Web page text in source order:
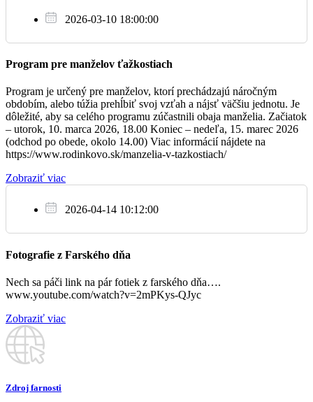
So
06:30
† Alojz
† Alena a Ondrej
19.2.
09:00
GK
našej farnosti.
prvky
• Streda o 17:30 modlitba sv. ruženca a sv. omša s obnovou
faru.
• Každý deň je možnosť pristúpiť aj k sviatosti zmierenia.
Vo štvrtok bude večerná sv. omša spojená s katechézou pre
birmovancov.
V piatok bude večerná sv. omša spojená s katechézou pre
deti.
Laických členiek
Majstra Pavla
Sviatosť birmovania v našej farnosti bude 27.5.2023 v
o 10:00.
modlitbách a k
vyjadreniu solidarity s trpiacimi následkom zemetrasenia v
Podporu na zabezpečenie humanitárnej pomoci je možné
poslať
prostredníctvom Slovenskej katolíckej Charity na účet SK93
1100 0000
Všetky najnovšie informácie nájdete na webe farnosti
farnostlevoca.sk
2026-03-10 18:00:00
Program pre manželov ťažkostiach
Program je určený pre manželov, ktorí prechádzajú náročným
obdobím, alebo túžia prehĺbiť svoj vzťah a nájsť väčšiu jednotu. Je
dôležité, aby sa celého programu zúčastnili obaja manželia. Začiatok
– utorok, 10. marca 2026, 18.00 Koniec – nedeľa, 15. marec 2026
(odchod po obede, okolo 14.00) Viac informácií nájdete na
https://www.rodinkovo.sk/manzelia-v-tazkostiach/
Zobraziť viac
2026-04-14 10:12:00
Fotografie z Farského dňa
Nech sa páči link na pár fotiek z farského dňa….
www.youtube.com/watch?v=2mPKys-QJyc
Zobraziť viac
Zdroj farnosti